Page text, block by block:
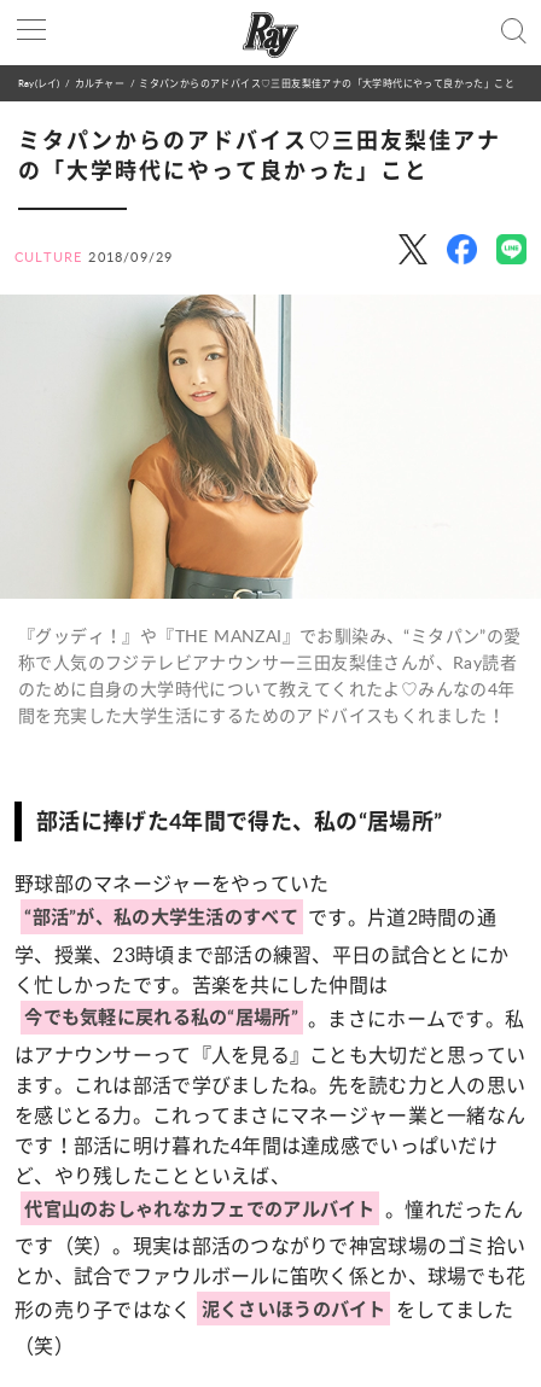
Ray(レイ) カルチャー ミタパンからのアドバイス♡三田友梨佳アナの「大学時代にやって良かった」こと
ミタパンからのアドバイス♡三田友梨佳アナ
の「大学時代にやって良かった」こと
CULTURE 2018/09/29
『グッディ！』や『THE MANZAI』でお馴染み、“ミタパン”の愛
称で人気のフジテレビアナウンサー三田友梨佳さんが、Ray読者
のために自身の大学時代について教えてくれたよ♡みんなの4年
間を充実した大学生活にするためのアドバイスもくれました！
部活に捧げた4年間で得た、私の“居場所”
野球部のマネージャーをやっていた
“部活”が、私の大学生活のすべて です。片道2時間の通
学、授業、23時頃まで部活の練習、平日の試合ととにか
く忙しかったです。苦楽を共にした仲間は
今でも気軽に戻れる私の“居場所” 。まさにホームです。私
はアナウンサーって『人を見る』ことも大切だと思ってい
ます。これは部活で学びましたね。先を読む力と人の思い
を感じとる力。これってまさにマネージャー業と一緒なん
です！部活に明け暮れた4年間は達成感でいっぱいだけ
ど、やり残したことといえば、
代官山のおしゃれなカフェでのアルバイト
。憧れだったん
です（笑）。現実は部活のつながりで神宮球場のゴミ拾い
とか、試合でファウルボールに笛吹く係とか、球場でも花
形の売り子ではなく
泥くさいほうのバイト
をしてました
（笑）